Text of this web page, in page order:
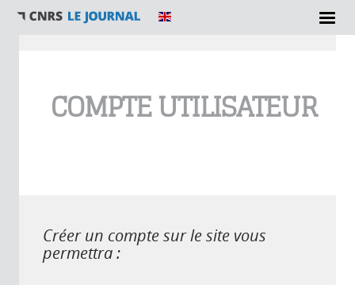
COMPTE UTILISATEUR
Créer un compte sur le site vous
permettra :